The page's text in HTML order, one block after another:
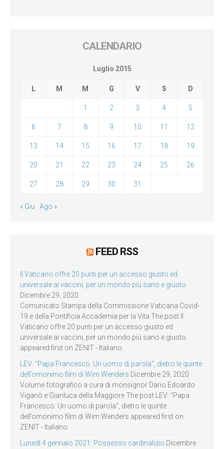
CALENDARIO
Luglio 2015
L M M G V S D
1 2 3 4 5
6 7 8 9 10 11 12
13 14 15 16 17 18 19
20 21 22 23 24 25 26
27 28 29 30 31
« Giu Ago »
FEED RSS
Il Vaticano offre 20 punti per un accesso giusto ed
universale ai vaccini, per un mondo più sano e giusto
Dicembre 29, 2020
Comunicato Stampa della Commissione Vaticana Covid-
19 e della Pontificia Accademia per la Vita The post Il
Vaticano offre 20 punti per un accesso giusto ed
universale ai vaccini, per un mondo più sano e giusto
appeared first on ZENIT - Italiano.
LEV: “Papa Francesco. Un uomo di parola”, dietro le quinte
dell’omonimo film di Wim Wenders Dicembre 29, 2020
Volume fotografico a cura di monsignor Dario Edoardo
Viganò e Gianluca della Maggiore The post LEV: “Papa
Francesco. Un uomo di parola”, dietro le quinte
dell’omonimo film di Wim Wenders appeared first on
ZENIT - Italiano.
Lunedì 4 gennaio 2021: Possesso cardinalizio Dicembre